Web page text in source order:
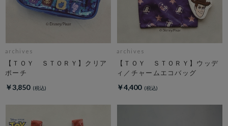
archives
【ＴＯＹ ＳＴＯＲＹ】クリア
ポーチ
￥3,850
archives
【ＴＯＹ ＳＴＯＲＹ】ウッデ
ィ／チャームエコバッグ
￥4,400